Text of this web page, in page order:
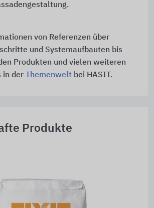
von Referenzen über
und Systemaufbauten bis
Produkten und vielen weiteren
in der
Themenweltbei HASIT.
Produkte